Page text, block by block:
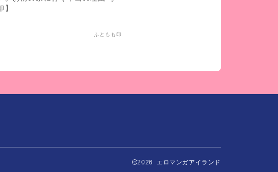
】
ふともも印
2026 エロマンガアイランド